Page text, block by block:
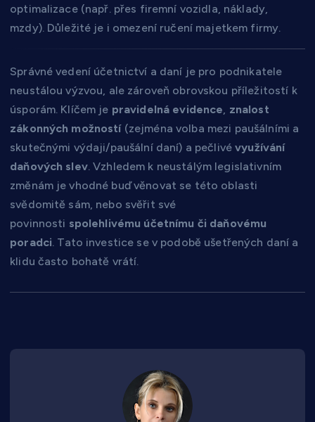
optimalizace (např. přes firemní vozidla, náklady,
mzdy). Důležité je i omezení ručení majetkem firmy.
Správné vedení účetnictví a daní je pro podnikatele
neustálou výzvou, ale zároveň obrovskou příležitostí k
úsporám. Klíčem je pravidelná evidence znalost
zákonných možností(zejména volba mezi paušálními a
skutečnými výdaji/paušální daní) a pečlivévyužívání
daňových slev. Vzhledem k neustálým legislativním
změnám je vhodné buď věnovat se této oblasti
svědomitě sám, nebo svěřit své
povinnosti spolehlivému účetnímu či daňovému
poradci. Tato investice se v podobě ušetřených daní a
klidu často bohatě vrátí.